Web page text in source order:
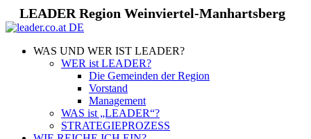
LEADER Region Weinviertel-Manhartsberg
WAS UND WER IST LEADER?
WER ist LEADER?
Die Gemeinden der Region
Vorstand
Management
WAS ist „LEADER“?
STRATEGIEPROZESS